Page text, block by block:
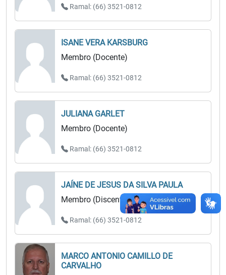
Ramal: (66) 3521-0812
ISANE VERA KARSBURG
Membro (Docente)
Ramal: (66) 3521-0812
JULIANA GARLET
Membro (Docente)
Ramal: (66) 3521-0812
JAÍNE DE JESUS DA SILVA PAULA
Membro (Discente)
Ramal: (66) 3521-0812
MARCO ANTONIO CAMILLO DE
CARVALHO